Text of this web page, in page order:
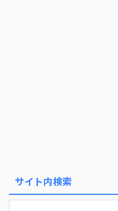
サイト内検索